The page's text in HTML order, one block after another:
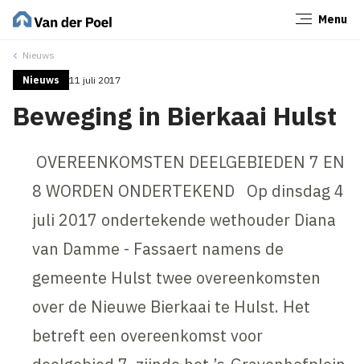
Menu
Nieuws
Nieuws 11 juli 2017
Beweging in Bierkaai Hulst
OVEREENKOMSTEN DEELGEBIEDEN 7 EN
8 WORDEN ONDERTEKEND Op dinsdag 4
juli 2017 ondertekende wethouder Diana
van Damme - Fassaert namens de
gemeente Hulst twee overeenkomsten
over de Nieuwe Bierkaai te Hulst. Het
betreft een overeenkomst voor
Sluiten